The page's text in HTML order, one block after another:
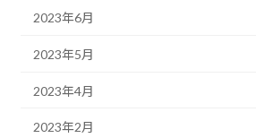
2023年6月
2023年5月
2023年4月
2023年2月